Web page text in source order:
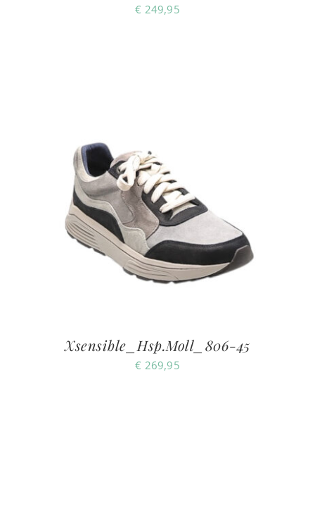
€ 249,95
Xsensible_Hsp.Moll_806-45
€ 269,95